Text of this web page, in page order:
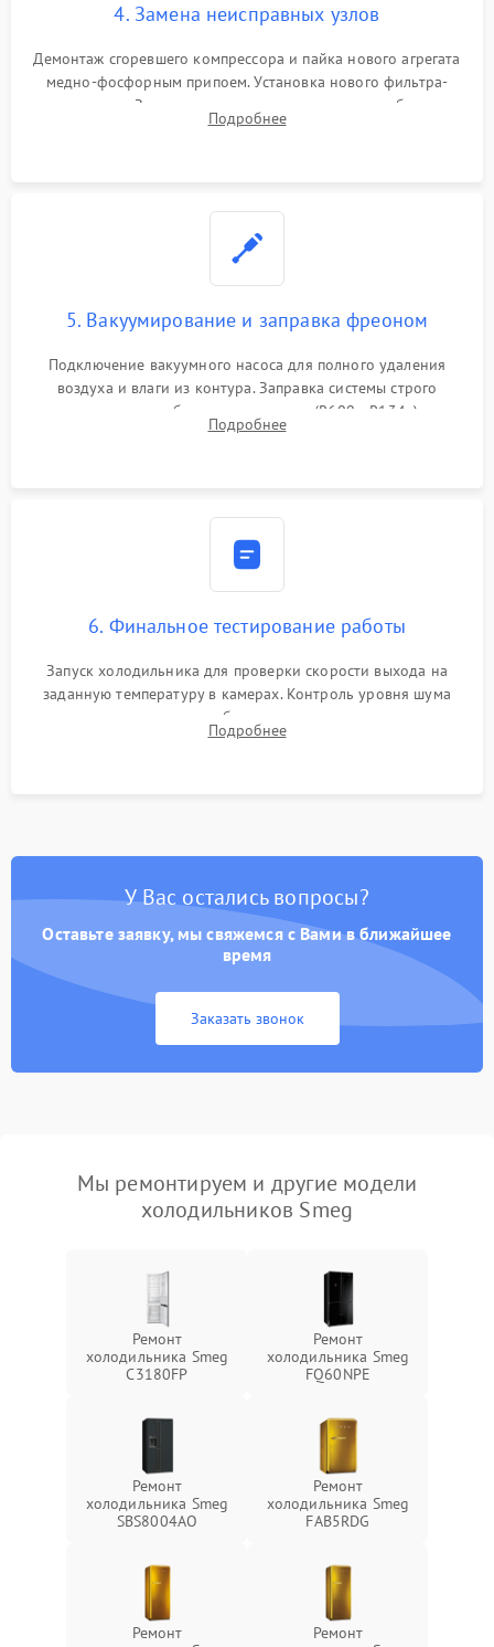
4. Замена неисправных узлов
Демонтаж сгоревшего компрессора и пайка нового агрегата
медно-фосфорным припоем. Установка нового фильтра-
осушителя. Замена изношенных вентиляторов обдува,
сломанных заслонок или поврежденных дверных петель.
Подробнее
5. Вакуумирование и заправка фреоном
Подключение вакуумного насоса для полного удаления
воздуха и влаги из контура. Заправка системы строго
дозированным объемом хладагента (R600a, R134a) по
электронным весам. Контроль рабочего давления в системе.
Подробнее
6. Финальное тестирование работы
Запуск холодильника для проверки скорости выхода на
заданную температуру в камерах. Контроль уровня шума
компрессора, отсутствия обмерзания стенок и корректного
срабатывания системы автоматической оттайки.
Подробнее
У Вас остались вопросы?
Оставьте заявку, мы свяжемся с Вами в ближайшее
время
Заказать звонок
Мы ремонтируем и другие модели
холодильников Smeg
Ремонт
холодильника Smeg
C3180FP
Ремонт
холодильника Smeg
FQ60NPE
Ремонт
холодильника Smeg
SBS8004AO
Ремонт
холодильника Smeg
FAB5RDG
Ремонт
Ремонт